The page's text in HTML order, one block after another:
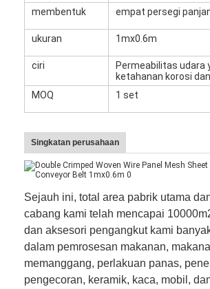
membentuk empat persegi
ukuran 1mx0.6m
ciri
Permeabilitas udara
ketahanan korosi
MOQ
1 set
Singkatan perusahaan
Sejauh ini, total area pabrik utama
cabang kami telah mencapai
dan aksesori pengangkut kami
dalam pemrosesan makanan,
memanggang, perlakuan panas,
pengecoran, keramik, kaca, mobil,